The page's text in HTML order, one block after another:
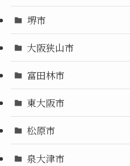
堺市
大阪狭山市
富田林市
東大阪市
松原市
泉大津市